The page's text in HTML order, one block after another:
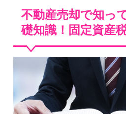
不動産売却で知っ
礎知識！固定資産